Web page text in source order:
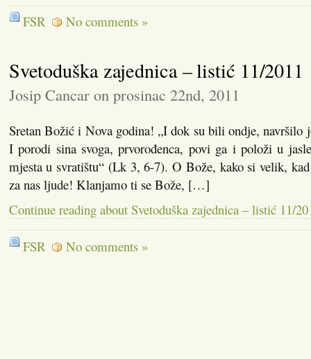
FSR No comments »
Svetoduška zajednica – listić 11/2011
Josip Cancar on prosinac 22nd, 2011
Sretan Božić i Nova godina! „I dok su bili ondje, navršilo
I porodi sina svoga, prvorođenca, povi ga i položi u
mjesta u svratištu“ (Lk 3, 6-7). O Bože, kako si velik,
za nas ljude! Klanjamo ti se Bože, […]
Continue reading about Svetoduška zajednica – listić 11/
FSR No comments »